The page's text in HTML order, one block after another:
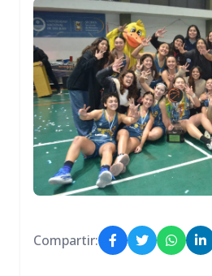
Compartir: